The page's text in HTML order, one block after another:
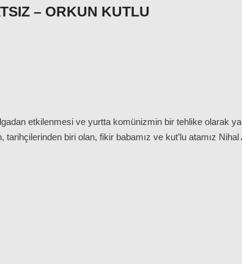
– ORKUN KUTLU
etkilenmesi ve yurtta komünizmin bir tehlike olarak
tarihçilerinden biri olan, fikir babamız ve kut’lu atamız